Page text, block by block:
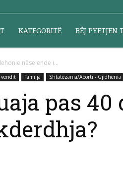
KATEGORITË BËJ PYETJEN
nëse ende i...
vendit Familja Shtatëzania/Aborti - Gjidhënia
pas